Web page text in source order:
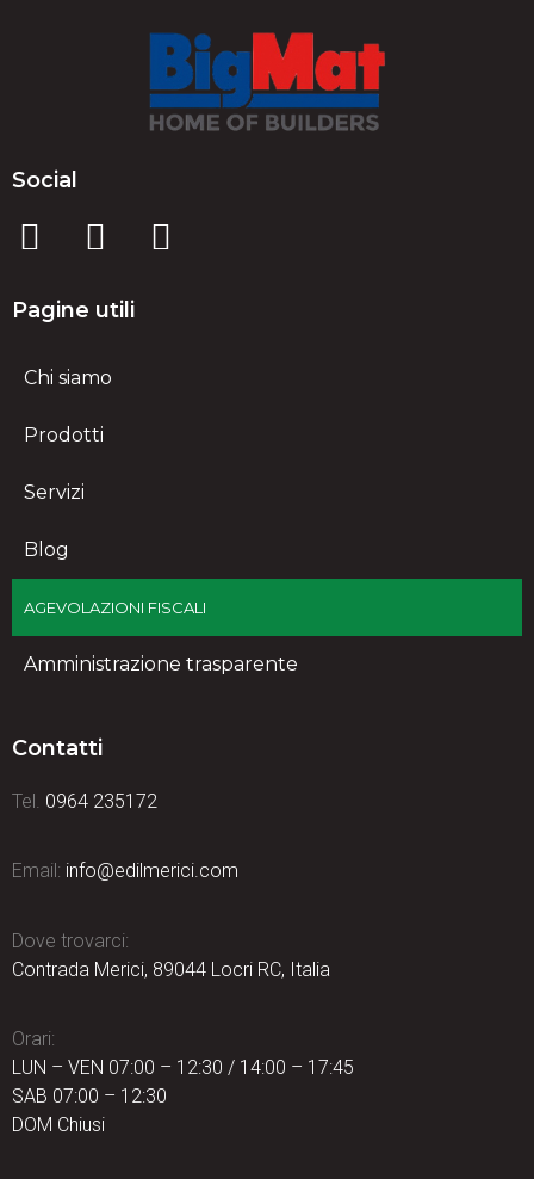
Social
Pagine utili
Chi siamo
Prodotti
Servizi
Blog
AGEVOLAZIONI FISCALI
Amministrazione trasparente
Contatti
Tel. 0964 235172
Email: info@edilmerici.com
Dove trovarci:
Contrada Merici, 89044 Locri RC, Italia
Orari:
LUN – VEN 07:00 – 12:30 / 14:00 – 17:45
SAB 07:00 – 12:30
DOM Chiusi